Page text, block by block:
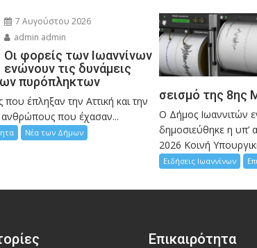
7 Αυγούστου 2026
admin admin
Οι φορείς των Ιωαννίνων
ενώνουν τις δυνάμεις
πυρόπληκτων
που έπληξαν την Αττική και την
που έχασαν...
Νέα των Δήμων
σεισμό της 8ης
Ο Δήμος Ιωαννιτών
δημοσιεύθηκε η υπ’
2026 Κοινή
Ειδήσεις Ιωαννίνων
Επικαιρότητα